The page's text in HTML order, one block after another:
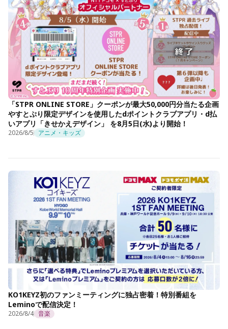
「STPR ONLINE STORE」クーポンが最大50,000円分当たる企画
やすとぷり限定デザインを使用したdポイントクラブアプリ・d払
いアプリ「きせかえデザイン」 を8月5日(水)より開始！
2026/8/5 アニメ・キッズ
KO1KEYZ初のファンミーティングに独占密着！特別番組を
Leminoで配信決定！
2026/8/4 音楽